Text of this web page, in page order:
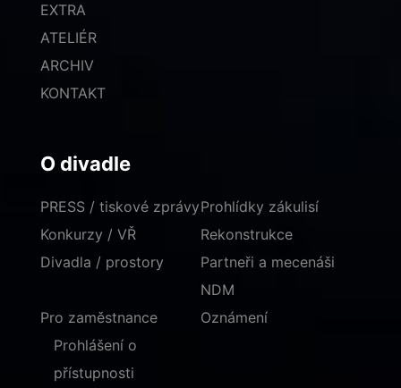
EXTRA
ATELIÉR
ARCHIV
KONTAKT
O divadle
PRESS / tiskové zprávy
Konkurzy / VŘ
Divadla / prostory
Prohlídky zákulisí
Rekonstrukce
Partneři a mecenáši
NDM
Pro zaměstnance
Oznámení
Prohlášení o
přístupnosti